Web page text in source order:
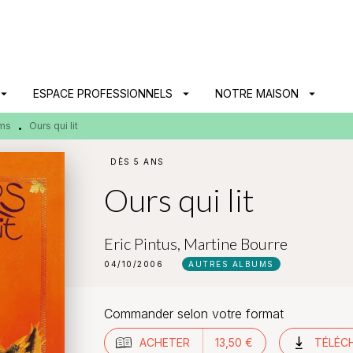
arrow_drop_down ESPACE PROFESSIONNELS arrow_drop_down NOTRE MAISON arrow_drop_down
• Ours qui lit
DÈS 5 ANS
Ours qui lit
Eric Pintus Martine Bourre
04/10/2006 AUTRES ALBUMS
Commander selon votre format
ACHETER 13,50 €